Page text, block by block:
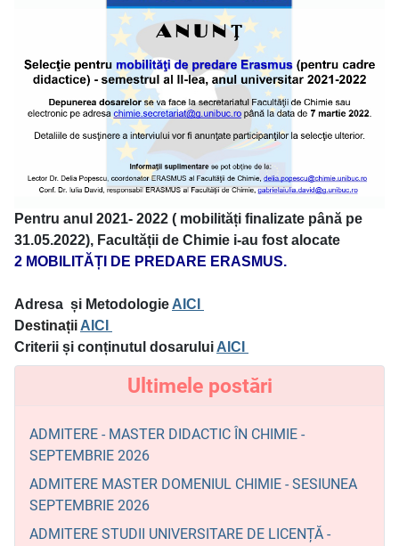
Pentru anul 2021- 2022 ( mobilități finalizate până pe
31.05.2022), Facultății de Chimie i-au fost alocate
2 MOBILITĂȚI DE PREDARE ERASMUS.
Adresa și Metodologie AICI
Destinații AICI
Criterii și conținutul dosarului AICI
Ultimele postări
ADMITERE - MASTER DIDACTIC ÎN CHIMIE -
SEPTEMBRIE 2026
ADMITERE MASTER DOMENIUL CHIMIE - SESIUNEA
SEPTEMBRIE 2026
ADMITERE STUDII UNIVERSITARE DE LICENȚĂ -